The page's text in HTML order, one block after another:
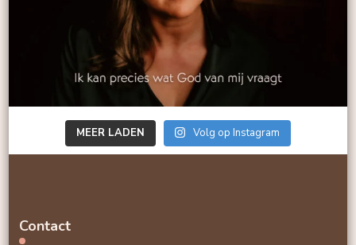
MEER LADEN Volg op Instagram
Contact